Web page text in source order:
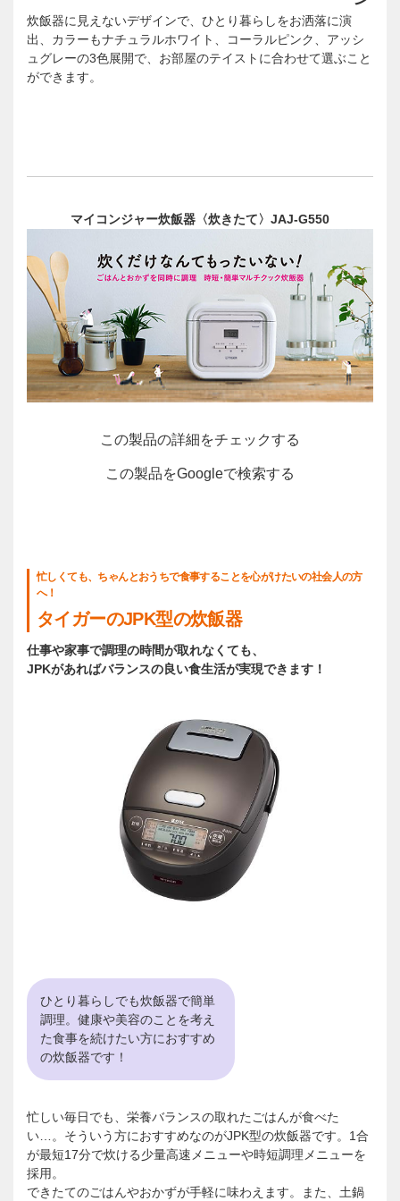
炊飯器に見えないデザインで、ひとり暮らしをお洒落に演
出、カラーもナチュラルホワイト、コーラルピンク、アッシ
ュグレーの3色展開で、お部屋のテイストに合わせて選ぶこと
ができます。
マイコンジャー炊飯器〈炊きたて〉JAJ-G550
この製品の詳細をチェックする
この製品をGoogleで検索する
忙しくても、ちゃんとおうちで食事することを心がけたいの社会人の方
へ！
タイガーのJPK型の炊飯器
仕事や家事で調理の時間が取れなくても、
JPKがあればバランスの良い食生活が実現できます！
ひとり暮らしでも炊飯器で簡単
調理。健康や美容のことを考え
た食事を続けたい方におすすめ
の炊飯器です！
忙しい毎日でも、栄養バランスの取れたごはんが食べた
い…。そういう方におすすめなのがJPK型の炊飯器です。1合
が最短17分で炊ける少量高速メニューや時短調理メニューを
採用。
できたてのごはんやおかずが手軽に味わえます。また、土鍋